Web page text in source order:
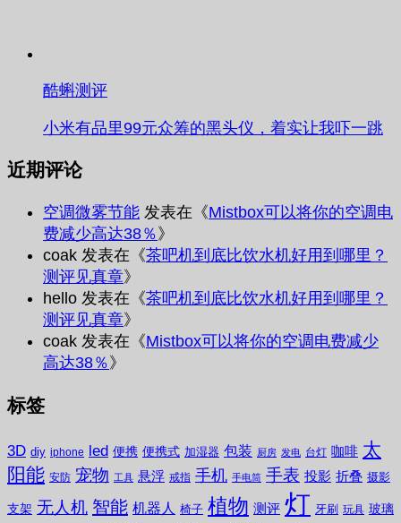
酷蝌测评
小米有品里99元众筹的黑头仪，着实让我吓一跳
近期评论
空调微雾节能 发表在《Mistbox可以将你的空调电
费减少高达38％ 》
coak 发表在《茶吧机到底比饮水机好用到哪里？
测评见真章》
hello 发表在《茶吧机到底比饮水机好用到哪里？
测评见真章》
coak 发表在《Mistbox可以将你的空调电费减少
高达38％ 》
标签
3D diy iphone led 便携 便携式 加湿器 包装 厨房 发电 台灯 咖啡 太
阳能 安防 宠物 工具 悬浮 戒指 手机 手电筒 手表 投影 折叠 摄影
支架 无人机 智能 机器人 椅子 植物 测评 灯 牙刷 玩具 玻璃